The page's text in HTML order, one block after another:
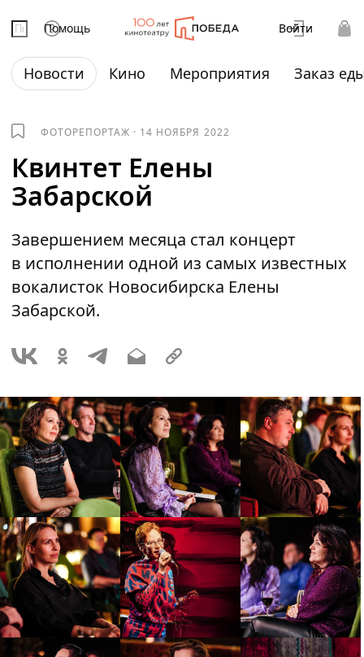
Помощь Войти
Новости Кино Мероприятия Заказ
ФОТОРЕПОРТАЖ · 14 НОЯБРЯ 2022
Квинтет Елены
Забарской
Завершением месяца стал концерт
в исполнении одной из самых известных
вокалисток Новосибирска Елены
Забарской.